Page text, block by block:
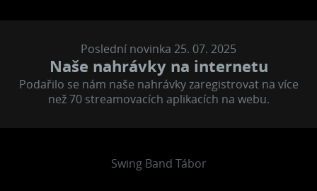
Poslední novinka 25. 07. 2025
Naše nahrávky na internetu
Podařilo se nám naše nahrávky zaregistrovat na více
než 70 streamovacích aplikacích na webu.
Swing Band Tábor